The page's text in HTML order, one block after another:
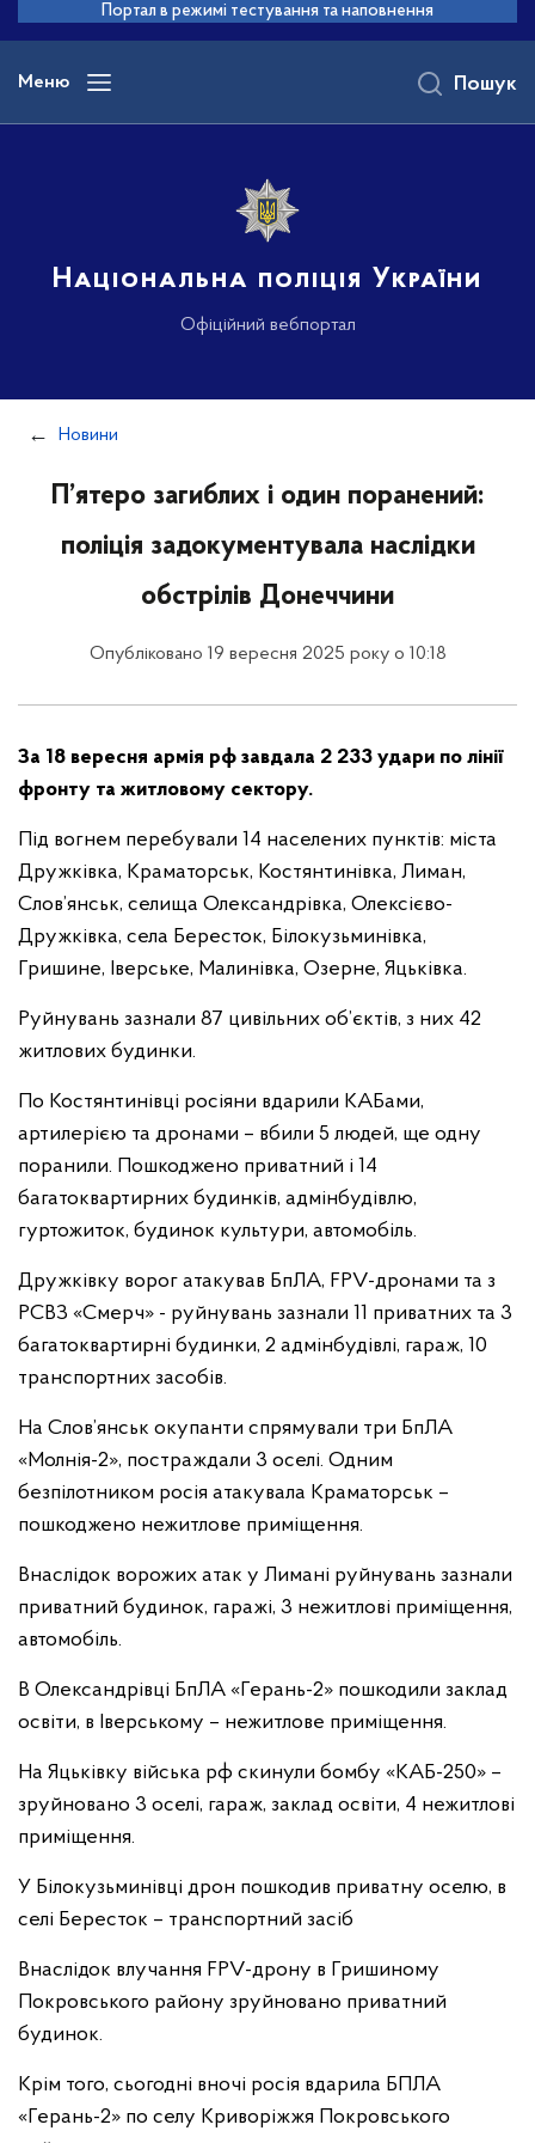
основного
вмісту
Портал в режимі тестування та наповнення
Меню
Національна поліція України
Офіційний вебпортал
Пошук
Новини
П’ятеро загиблих і один поранений:
поліція задокументувала наслідки
обстрілів Донеччини
Опубліковано 19 вересня 2025 року о 10:18
За 18 вересня армія рф завдала 2 233 удари по лінії
фронту та житловому сектору.
Під вогнем перебували 14 населених пунктів: міста
Дружківка, Краматорськ, Костянтинівка, Лиман,
Слов’янськ, селища Олександрівка, Олексієво-
Дружківка, села Бересток, Білокузьминівка,
Гришине, Іверське, Малинівка, Озерне, Яцьківка.
Руйнувань зазнали 87 цивільних об’єктів, з них 42
житлових будинки.
По Костянтинівці росіяни вдарили КАБами,
артилерією та дронами – вбили 5 людей, ще одну
поранили. Пошкоджено приватний і 14
багатоквартирних будинків, адмінбудівлю,
гуртожиток, будинок культури, автомобіль.
Дружківку ворог атакував БпЛА, FPV-дронами та з
РСВЗ «Смерч» - руйнувань зазнали 11 приватних та 3
багатоквартирні будинки, 2 адмінбудівлі, гараж, 10
транспортних засобів.
На Слов’янськ окупанти спрямували три БпЛА
«Молнія-2», постраждали 3 оселі. Одним
безпілотником росія атакувала Краматорськ –
пошкоджено нежитлове приміщення.
Внаслідок ворожих атак у Лимані руйнувань зазнали
приватний будинок, гаражі, 3 нежитлові приміщення,
автомобіль.
В Олександрівці БпЛА «Герань-2» пошкодили заклад
освіти, в Іверському – нежитлове приміщення.
На Яцьківку війська рф скинули бомбу «КАБ-250» –
зруйновано 3 оселі, гараж, заклад освіти, 4 нежитлові
приміщення.
У Білокузьминівці дрон пошкодив приватну оселю, в
селі Бересток – транспортний засіб
Внаслідок влучання FPV-дрону в Гришиному
Покровського району зруйновано приватний
будинок.
Крім того, сьогодні вночі росія вдарила БПЛА
«Герань-2» по селу Криворіжжя Покровського